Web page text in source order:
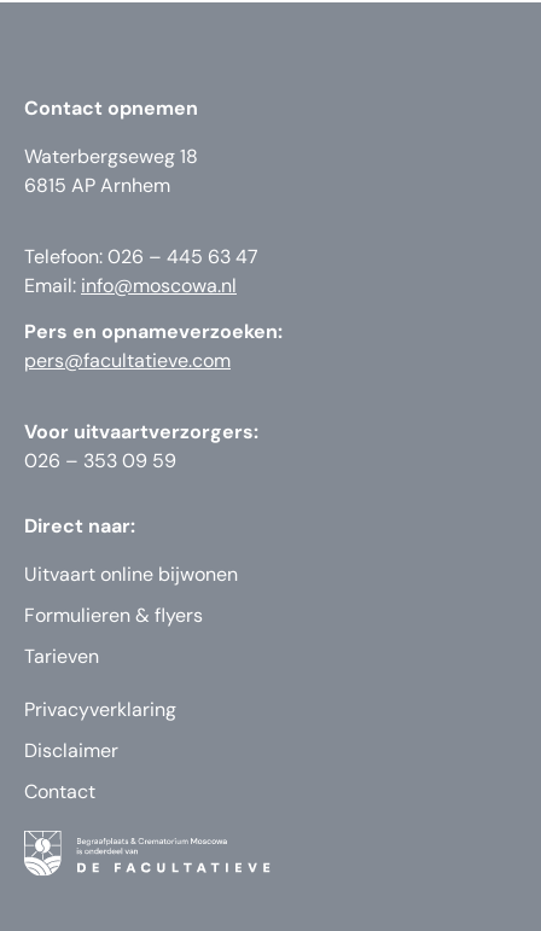
Contact opnemen
Waterbergseweg 18
6815 AP Arnhem
Telefoon: 026 – 445 63 47
Email: info@moscowa.nl
Pers en opnameverzoeken:
pers@facultatieve.com
Voor uitvaartverzorgers:
026 – 353 09 59
Direct naar:
Uitvaart online bijwonen
Formulieren & flyers
Tarieven
Privacyverklaring
Disclaimer
Contact